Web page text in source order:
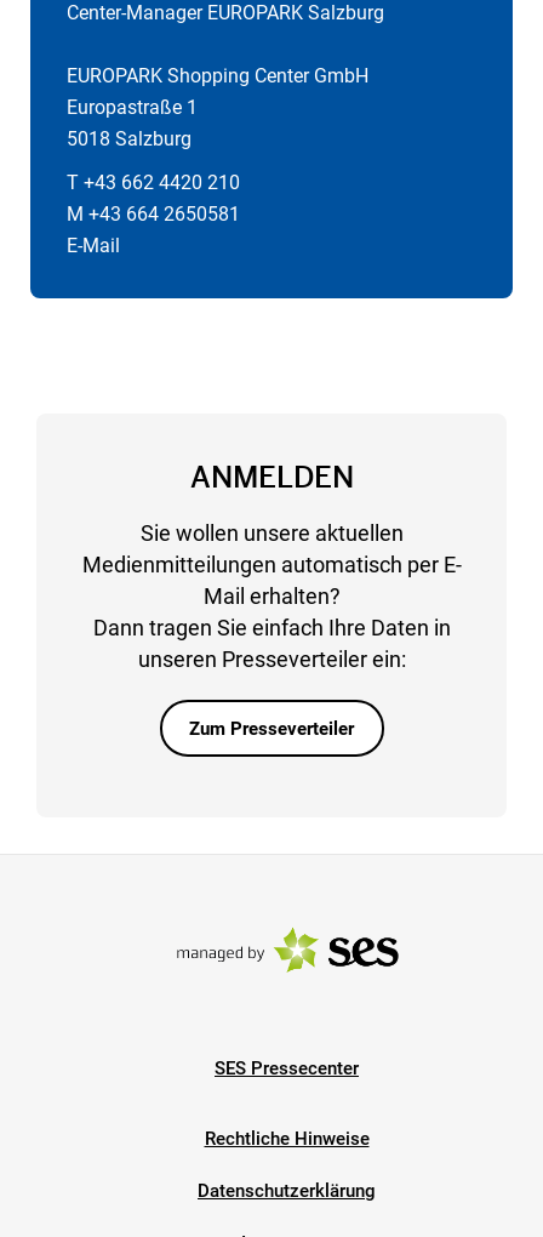
Center-Manager EUROPARK Salzburg
EUROPARK Shopping Center GmbH
Europastraße 1
5018 Salzburg
T +43 662 4420 210
M +43 664 2650581
E-Mail
ANMELDEN
Sie wollen unsere aktuellen
Medienmitteilungen automatisch per E-
Mail erhalten?
Dann tragen Sie einfach Ihre Daten in
unseren Presseverteiler ein:
Zum Presseverteiler
SES Pressecenter
Rechtliche Hinweise
Datenschutzerklärung